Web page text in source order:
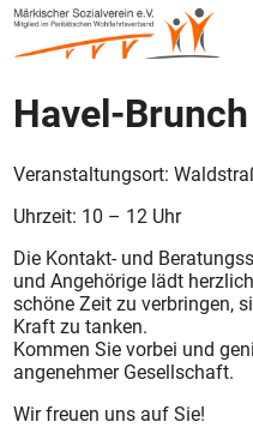
Havel-Brunch
Veranstaltungsort:
Uhrzeit: 10 – 12 Uhr
Die Kontakt- und
und Angehörige lädt
schöne Zeit zu verbringen,
Kraft zu tanken.
Kommen Sie vorbei und
angenehmer Gesellschaft.
Wir freuen uns auf Sie!